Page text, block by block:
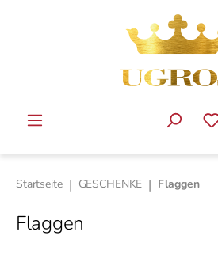
Startseite | GESCHENKE | Flaggen
Flaggen